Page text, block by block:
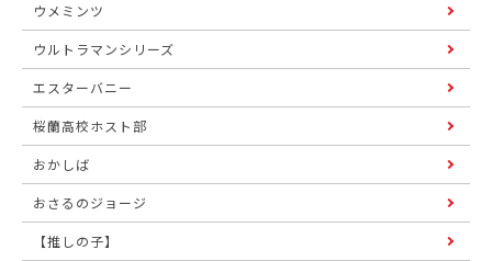
ウメミンツ
ウルトラマンシリーズ
エスターバニー
桜蘭高校ホスト部
おかしば
おさるのジョージ
【推しの子】